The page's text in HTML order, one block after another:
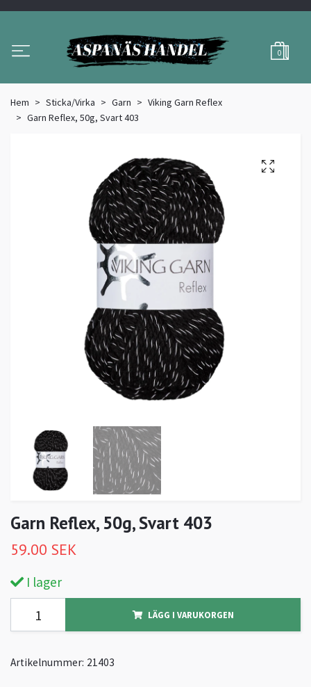
0
Hem Sticka/Virka Garn
Viking Garn Reflex
Garn Reflex, 50g, Svart 403
Garn Reflex, 50g, Svart 403
59.00 SEK
I lager
LÄGG I VARUKORGEN
Artikelnummer: 21403